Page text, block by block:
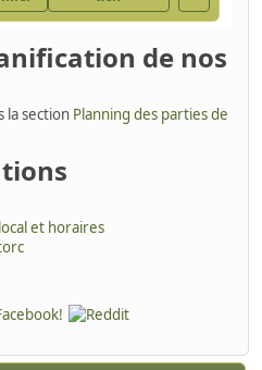
de nos
la section Planning des parties de
et horaires